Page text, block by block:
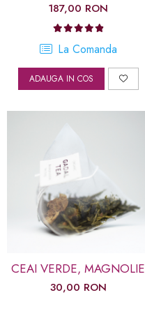
187,00 RON
La Comanda
ADAUGA IN COS
CEAI VERDE, MAGNOLIE
30,00 RON